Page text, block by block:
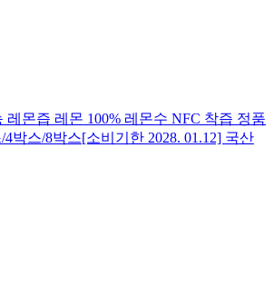
레몬즙 레몬 100% 레몬수 NFC 착즙 정품
박스/8박스[소비기한 2028. 01.12] 국산